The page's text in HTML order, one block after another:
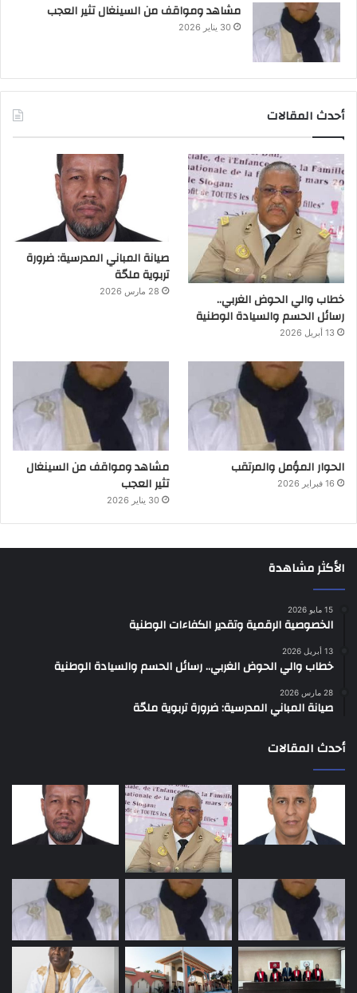
مشاهد ومواقف من السينغال تثير العجب
30 يناير 2026
أحدث المقالات
خطاب والي الحوض الغربي..
رسائل الحسم والسيادة الوطنية
13 أبريل 2026
صيانة المباني المدرسية: ضرورة
تربوية ملحّة
28 مارس 2026
الحوار المؤمل والمرتقب
16 فبراير 2026
مشاهد ومواقف من السينغال
تثير العجب
30 يناير 2026
الأكثر مشاهدة
15 مايو 2026
الخصوصية الرقمية وتقدير الكفاءات الوطنية
13 أبريل 2026
خطاب والي الحوض الغربي.. رسائل الحسم والسيادة الوطنية
28 مارس 2026
صيانة المباني المدرسية: ضرورة تربوية ملحّة
أحدث المقالات